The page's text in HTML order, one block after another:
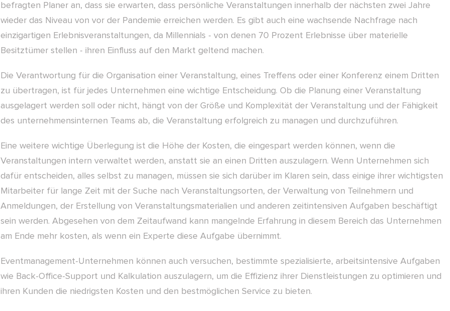
befragten Planer an, dass sie erwarten, dass persönliche Veranstaltungen innerhalb der nächsten zwei Jahre
wieder das Niveau von vor der Pandemie erreichen werden. Es gibt auch eine wachsende Nachfrage nach
einzigartigen Erlebnisveranstaltungen, da Millennials - von denen 70 Prozent Erlebnisse über materielle
Besitztümer stellen - ihren Einfluss auf den Markt geltend machen.
Die Verantwortung für die Organisation einer Veranstaltung, eines Treffens oder einer Konferenz einem Dritten
zu übertragen, ist für jedes Unternehmen eine wichtige Entscheidung. Ob die Planung einer Veranstaltung
ausgelagert werden soll oder nicht, hängt von der Größe und Komplexität der Veranstaltung und der Fähigkeit
des unternehmensinternen Teams ab, die Veranstaltung erfolgreich zu managen und durchzuführen.
Eine weitere wichtige Überlegung ist die Höhe der Kosten, die eingespart werden können, wenn die
Veranstaltungen intern verwaltet werden, anstatt sie an einen Dritten auszulagern. Wenn Unternehmen sich
dafür entscheiden, alles selbst zu managen, müssen sie sich darüber im Klaren sein, dass einige ihrer wichtigsten
Mitarbeiter für lange Zeit mit der Suche nach Veranstaltungsorten, der Verwaltung von Teilnehmern und
Anmeldungen, der Erstellung von Veranstaltungsmaterialien und anderen zeitintensiven Aufgaben beschäftigt
sein werden. Abgesehen von dem Zeitaufwand kann mangelnde Erfahrung in diesem Bereich das Unternehmen
am Ende mehr kosten, als wenn ein Experte diese Aufgabe übernimmt.
Eventmanagement-Unternehmen können auch versuchen, bestimmte spezialisierte, arbeitsintensive Aufgaben
wie Back-Office-Support und Kalkulation auszulagern, um die Effizienz ihrer Dienstleistungen zu optimieren und
ihren Kunden die niedrigsten Kosten und den bestmöglichen Service zu bieten.